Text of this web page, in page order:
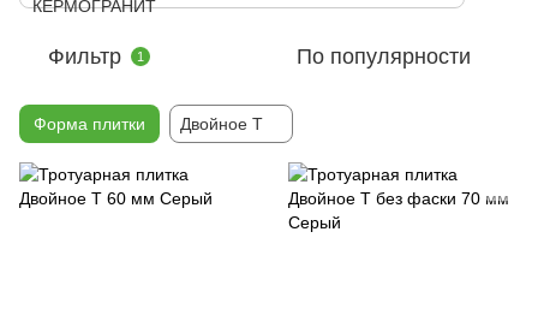
Фильтр 1 По популярности
Форма плитки Двойное Т